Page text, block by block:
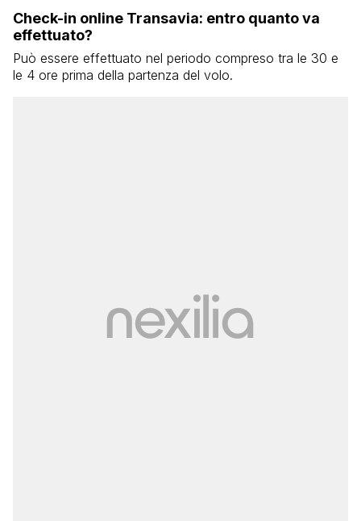
Check-in online Transavia: entro quanto va
effettuato?
Può essere effettuato nel periodo compreso tra le 30 e
le 4 ore prima della partenza del volo.